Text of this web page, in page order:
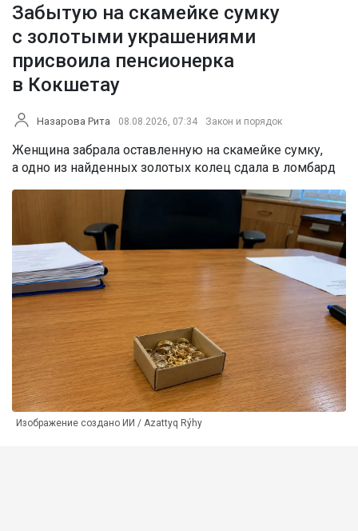
Забытую на скамейке сумку
с золотыми украшениями
присвоила пенсионерка
в Кокшетау
Назарова Рита 08.08.2026, 07:34 Закон и порядок
Женщина забрала оставленную на скамейке сумку,
а одно из найденных золотых колец сдала в ломбард
Изображение создано ИИ / Azattyq Rýhy